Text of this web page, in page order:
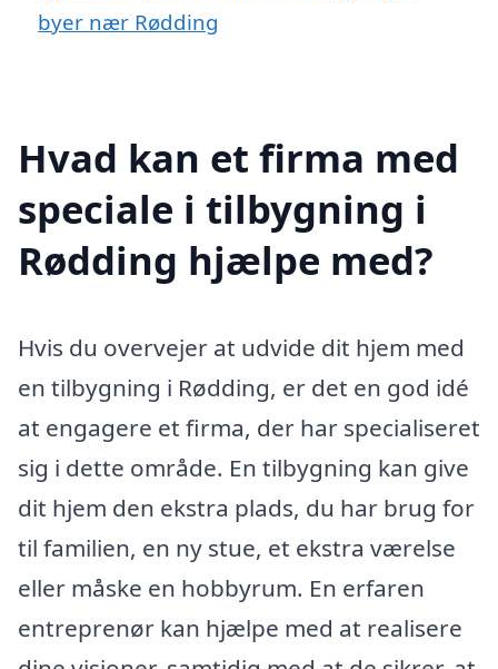
byer nær Rødding
Hvad kan et firma med
speciale i tilbygning i
Rødding hjælpe med?
Hvis du overvejer at udvide dit hjem med
en tilbygning i Rødding, er det en god idé
at engagere et firma, der har specialiseret
sig i dette område. En tilbygning kan give
dit hjem den ekstra plads, du har brug for
til familien, en ny stue, et ekstra værelse
eller måske en hobbyrum. En erfaren
entreprenør kan hjælpe med at realisere